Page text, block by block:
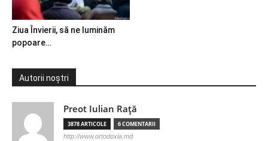
Ziua Învierii, să ne luminăm
popoare…
Autorii noștri
Preot Iulian Raţă
3878 ARTICOLE 6 COMENTARII
http://www.ortodoxia.md